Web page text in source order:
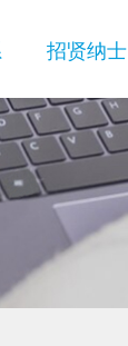
招贤纳士
企业荣誉